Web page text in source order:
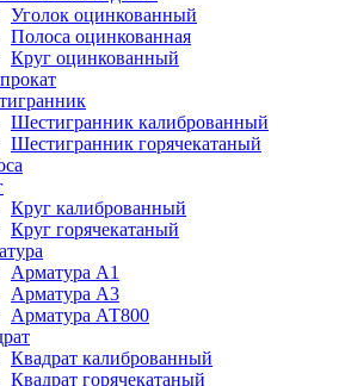
Уголок оцинкованный
Полоса оцинкованная
Круг оцинкованный
Шестигранник калиброванный
Шестигранник горячекатаный
Круг калиброванный
Круг горячекатаный
Арматура А1
Арматура А3
Арматура АТ800
Квадрат калиброванный
Квадрат горячекатаный